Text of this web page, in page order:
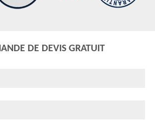
DE DEVIS GRATUIT